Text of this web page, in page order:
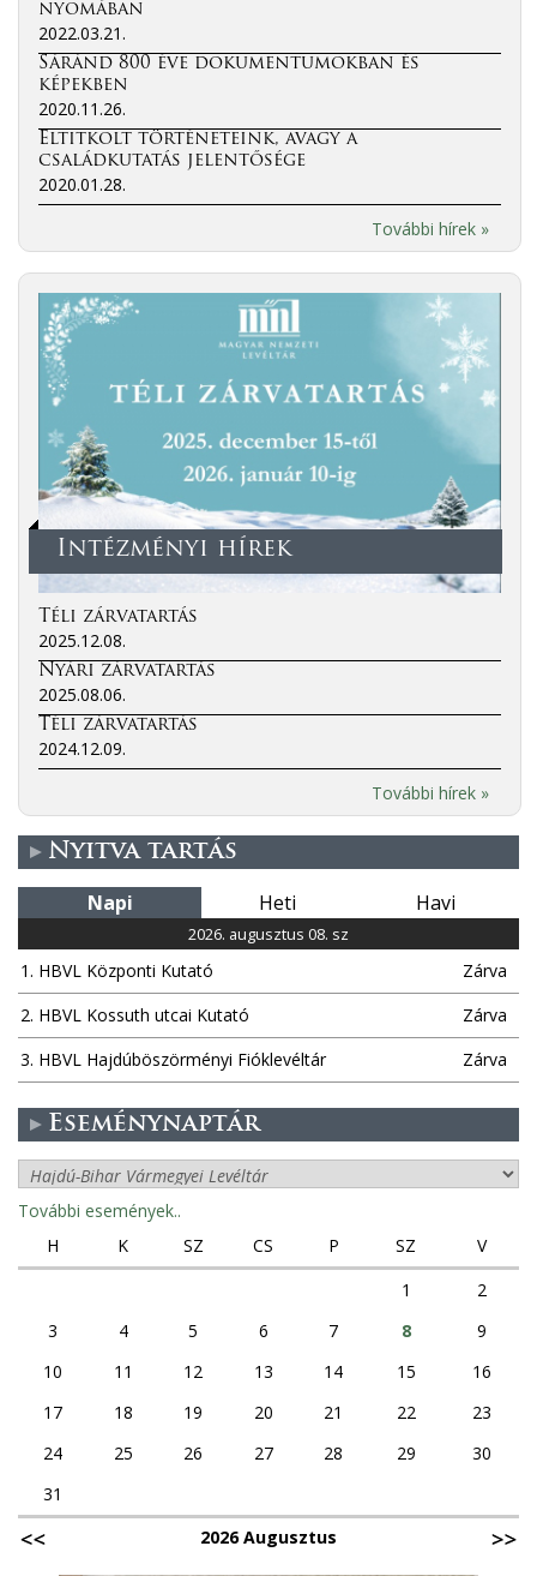
nyomában
2022.03.21.
Sáránd 800 éve dokumentumokban és
képekben
2020.11.26.
Eltitkolt történeteink, avagy a
családkutatás jelentősége
2020.01.28.
További hírek »
Intézményi hírek
Téli zárvatartás
2025.12.08.
Nyári zárvatartás
2025.08.06.
Téli zárvatartás
2024.12.09.
További hírek »
Nyitva tartás
Napi Heti Havi
2026. augusztus 08. sz
1. HBVL Központi Kutató
Zárva
2. HBVL Kossuth utcai Kutató
Zárva
3. HBVL Hajdúböszörményi Fióklevéltár
Zárva
Eseménynaptár
További események..
H
K SZ CS P SZ
V
1
2
3
4 5 6 7 8
9
10
11 12 13 14 15
16
17
18 19 20 21 22
23
24
25 26 27 28 29
30
31
2026 Augusztus